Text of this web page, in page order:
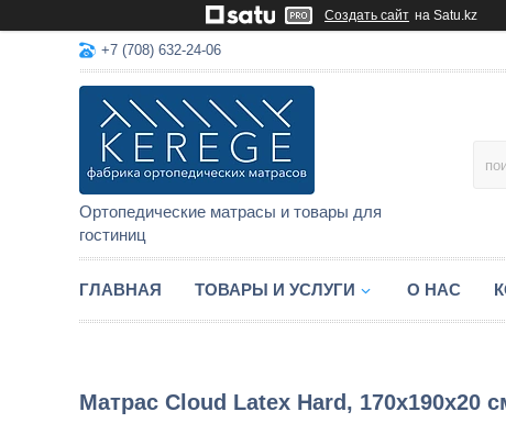
Создать сайт на Satu.kz
+7 (708) 632-24-06
Ортопедические матрасы и товары для
гостиниц
ГЛАВНАЯ ТОВАРЫ И УСЛУГИ О НАС
Матрас Cloud Latex Hard, 170x190x20